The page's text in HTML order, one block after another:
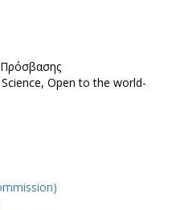
Πρόσβασης
Open to the world-